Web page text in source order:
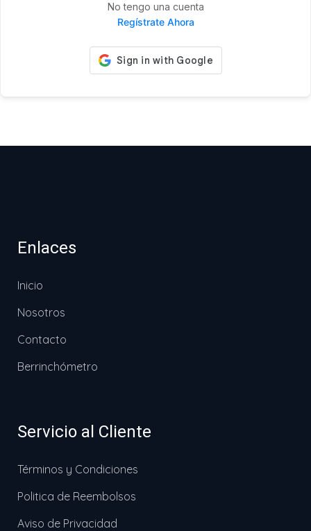
No tengo una cuenta
Regístrate Ahora
Enlaces
Inicio
Nosotros
Contacto
Berrinchómetro
Servicio al Cliente
Términos y Condiciones
Politica de Reembolsos
Aviso de Privacidad